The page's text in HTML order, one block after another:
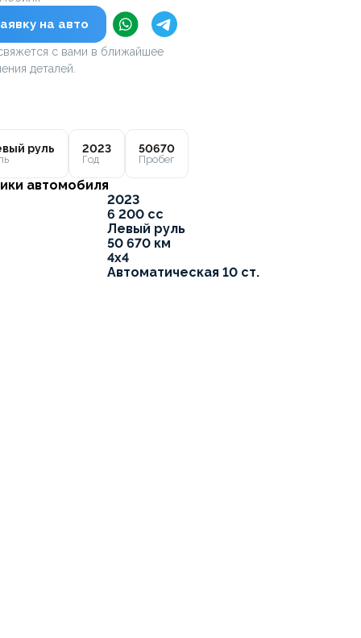
на авто
с вами в ближайшее
деталей.
руль 2023
Год
50670
Пробег
автомобиля
2023
6 200 cc
Левый руль
50 670 км
4x4
Автоматическая 10 ст.